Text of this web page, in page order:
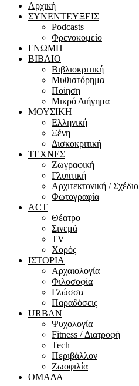
Αρχική
ΣΥΝΕΝΤΕΥΞΕΙΣ
Podcasts
Φρενοκομείο
ΓΝΩΜΗ
ΒΙΒΛΙΟ
Βιβλιοκριτική
Μυθιστόρημα
Ποίηση
Μικρό Διήγημα
ΜΟΥΣΙΚΗ
Ελληνική
Ξένη
Δισκοκριτική
ΤΕΧΝΕΣ
Ζωγραφική
Γλυπτική
Αρχιτεκτονική / Σχέδιο
Φωτογραφία
ACT
Θέατρο
Σινεμά
ΤV
Χορός
ΙΣΤΟΡΙΑ
Αρχαιολογία
Φιλοσοφία
Γλώσσα
Παραδόσεις
URBAN
Ψυχολογία
Fitness / Διατροφή
Tech
Περιβάλλον
Ζωοφιλία
ΟΜΑΔΑ